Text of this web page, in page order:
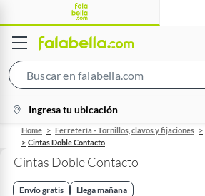
Bar
location-
icon
Ingresa tu ubicación
Home Ferretería - Tornillos, clavos y fijaciones
Cintas Doble Contacto
Cintas Doble Contacto
Envío gratis Llega mañana